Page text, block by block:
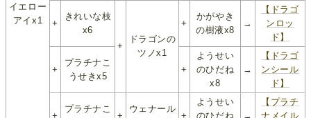
イエロー
アイx1
+
きれいな枝
x6
+
ドラゴンの
ツノx1
+
かがやき
の樹液x8
→
【ドラゴ
ンロッ
ド】
+
プラチナこ
うせきx5
+
ようせい
のひだね
x8
→
【ドラゴ
ンシール
ド】
+
プラチナこ
+
ウェナール
+
ようせい
のひだね
→
【プラチ
ナメイル